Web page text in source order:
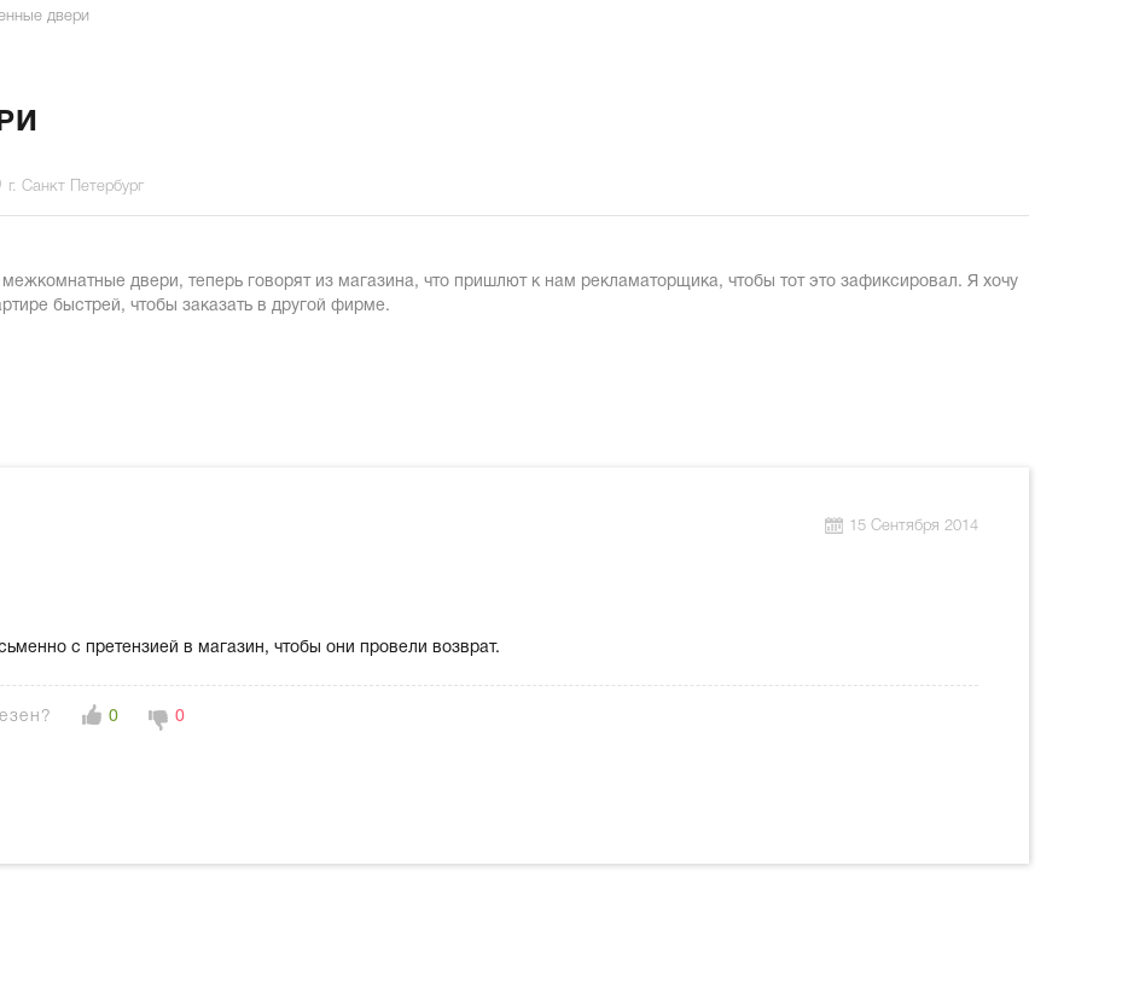
двери
г. Санкт Петербург
двери, теперь говорят из магазина, что пришлют к нам рекламаторщика, чтобы тот это зафиксировал. Я хочу
быстрей, чтобы заказать в другой фирме.
15 Сентября 2014
с претензией в магазин, чтобы они провели возврат.
0 0